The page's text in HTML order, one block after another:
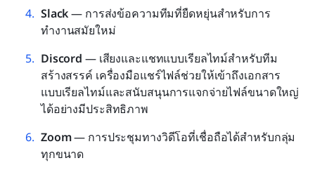
Slack — การส่งข้อความทีมที่ยืดหยุ่นสำหรับการ
ทำงานสมัยใหม่
Discord — เสียงและแชทแบบเรียลไทม์สำหรับทีม
สร้างสรรค์ เครื่องมือแชร์ไฟล์ช่วยให้เข้าถึงเอกสาร
แบบเรียลไทม์และสนับสนุนการแจกจ่ายไฟล์ขนาดใหญ่
ได้อย่างมีประสิทธิภาพ
Zoom — การประชุมทางวิดีโอที่เชื่อถือได้สำหรับกลุ่ม
ทุกขนาด